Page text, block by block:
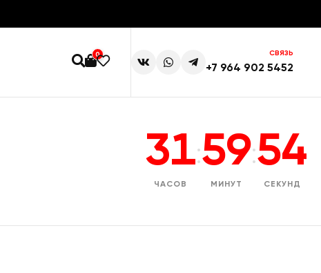
0 СВЯЗЬ
+7 964 902 5452
31
ЧАСОВ
:59
МИНУТ
:53
СЕКУНД